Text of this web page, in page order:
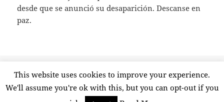
desde que se anunció su desaparición. Descanse en
paz.
el
morbo,periodismo,telebasura 5 comentariosen Memoria ensuciada
This website uses cookies to improve your experience.
We'll assume you're ok with this, but you can opt-out if you